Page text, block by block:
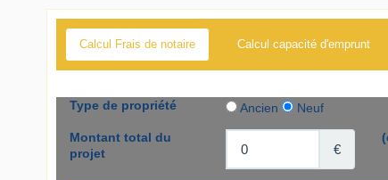
Calcul Frais de notaire Calcul capacité d'emprunt